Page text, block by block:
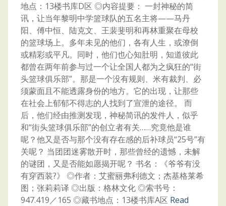
地点：13楼书库D区 ◎内容提要： 一封神秘的简
讯，让当年黎明中学篮球队的五名主将——马丹
阳、傅中恒、陆克文、王裴斐明和再林重聚在母校
的篮球场上。多年未见的他们，各有人生，或潦倒
或精彩或平凡。同时，他们也心知肚明，知道彼此
都曾在两年前参与过一个让全国人都为之疯狂的“街
头篮球俱乐部”。那是一个没有规则、米有裁判、必
须蒙面且不能透露身份的地方。它的出现，让那些
在社会上郁郁不得志的人找到了宣泄的途径。 而
后，他们经由推测发现，神秘简讯的发件人，似乎
和“街头篮球俱乐部”的创立者有关……究竟他是谁
呢？他又是否与那个没有存在感的后补球员“25号”有
关呢？ 当团团迷雾散开时，那些曾经的遗憾，未解
的谜团，又是否能如愿揭开呢？ 书名：《爷爷有没
有穿西装?》 ◎作者：艾蜜丽弗利德文；杰基格莱希
图；张莉莉译 ◎出版：格林文化 ◎索书号：
947.419／165 ◎藏书地点：13楼书库A区 Read